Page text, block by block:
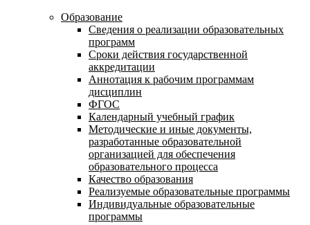
Образование
Сведения о реализации образовательных
программ
Сроки действия государственной
аккредитации
Аннотация к рабочим программам
дисциплин
ФГОС
Календарный учебный график
Методические и иные документы,
разработанные образовательной
организацией для обеспечения
образовательного процесса
Качество образования
Реализуемые образовательные программы
Индивидуальные образовательные
программы